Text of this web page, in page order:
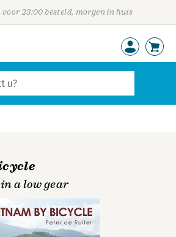
voor 23:00 besteld, morgen in huis
a low gear